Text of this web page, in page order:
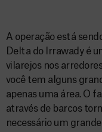
A operação está
Delta do Irrawady é
vilarejos nos
você tem alguns
apenas uma área. O
através de barcos
necessário um